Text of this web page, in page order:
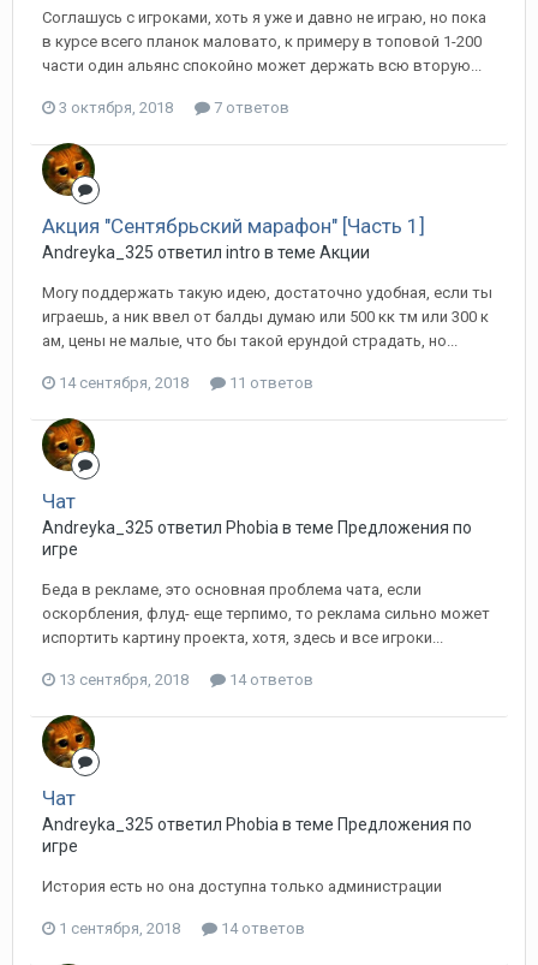
Соглашусь с игроками, хоть я уже и давно не играю, но пока
в курсе всего планок маловато, к примеру в топовой 1-200
части один альянс спокойно может держать всю вторую...
3 октября, 2018 7 ответов
Акция "Сентябрьский марафон" [Часть 1]
Andreyka_325 ответил intro в теме Акции
Могу поддержать такую идею, достаточно удобная, если ты
играешь, а ник ввел от балды думаю или 500 кк тм или 300 к
ам, цены не малые, что бы такой ерундой страдать, но...
14 сентября, 2018 11 ответов
Чат
Andreyka_325 ответил Phobia в теме Предложения по
игре
Беда в рекламе, это основная проблема чата, если
оскорбления, флуд- еще терпимо, то реклама сильно может
испортить картину проекта, хотя, здесь и все игроки...
13 сентября, 2018 14 ответов
Чат
Andreyka_325 ответил Phobia в теме Предложения по
игре
История есть но она доступна только администрации
1 сентября, 2018 14 ответов